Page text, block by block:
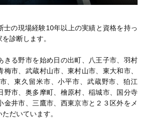
士の現場経験10年以上の実績と資格を持っ
診断します。
きる野市を始め日の出町、八王子市、羽村
市、武蔵村山市、東村山市、東大和市、
、東久留米市、小平市、武蔵野市、狛江
野市、奥多摩町、檜原村、稲城市、国分寺
金井市、三鷹市、西東京市と２３区外をメ
だいています。